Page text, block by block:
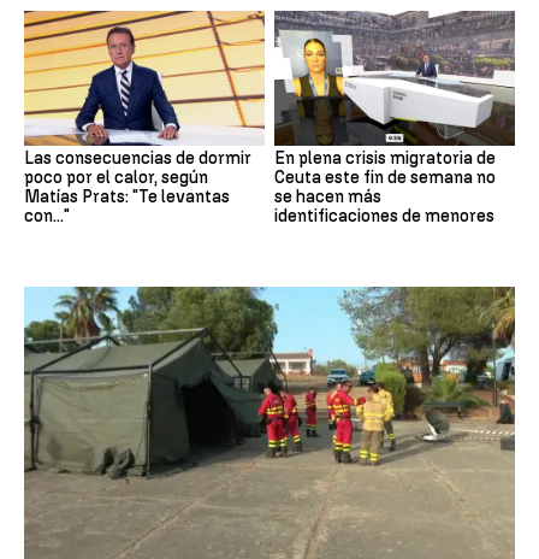
Las consecuencias de dormir
poco por el calor, según
Matías Prats: "Te levantas
con..."
En plena crisis migratoria de
Ceuta este fin de semana no
se hacen más
identificaciones de menores
Incendio